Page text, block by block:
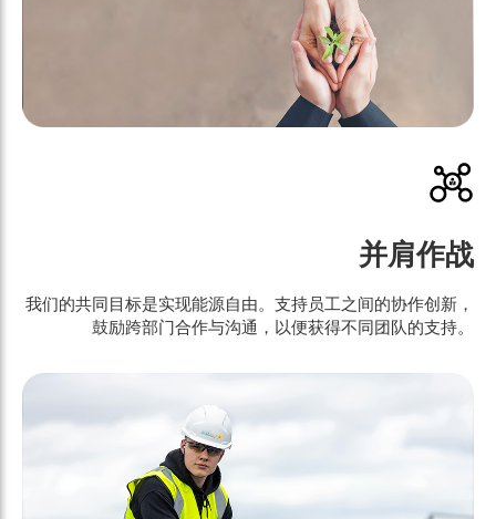
并肩作战
我们的共同目标是实现能源自由。支持员工之间的协作创新，
鼓励跨部门合作与沟通，以便获得不同团队的支持。